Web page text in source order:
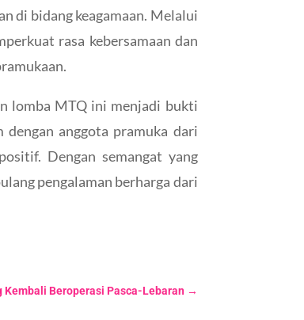
di bidang keagamaan. Melalui
rasa kebersamaan dan
lomba MTQ ini menjadi bukti
anggota pramuka dari
Dengan semangat yang
pengalaman berharga dari
Kembali Beroperasi Pasca-Lebaran→